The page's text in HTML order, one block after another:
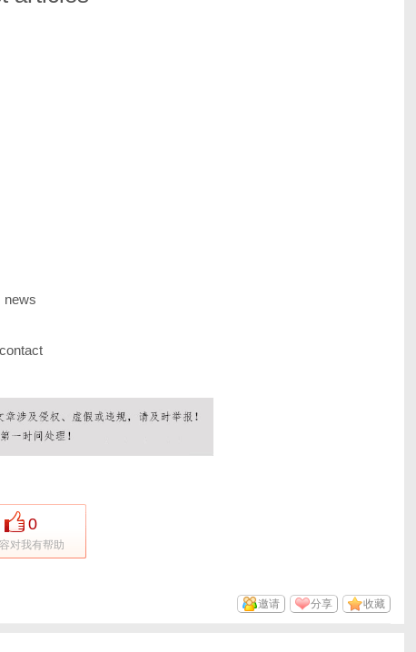
news
contact
0
对我有帮助
收藏
分享
邀请